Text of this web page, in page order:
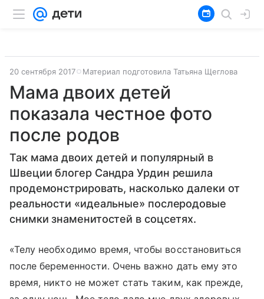
20 сентября 2017 Материал подготовила Татьяна Щеглова
Мама двоих детей
показала честное фото
после родов
Так мама двоих детей и популярный в
Швеции блогер Сандра Урдин решила
продемонстрировать, насколько далеки от
реальности «идеальные» послеродовые
снимки знаменитостей в соцсетях.
«Телу необходимо время, чтобы восстановиться
после беременности. Очень важно дать ему это
время, никто не может стать таким, как прежде,